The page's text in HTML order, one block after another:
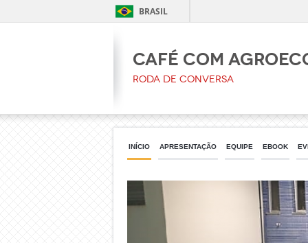
BRASIL
Café com
Roda de Conversa
INÍCIO APRESENTAÇÃO EQUIPE EBOOK